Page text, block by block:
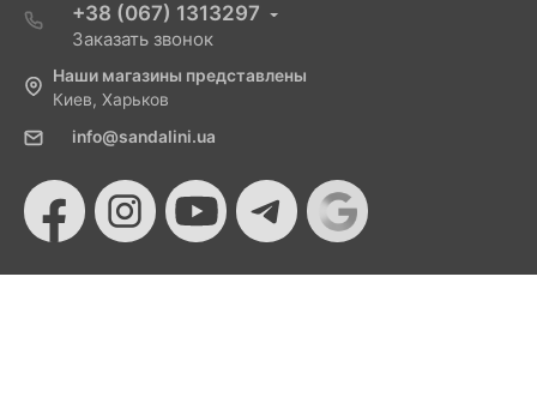
+38 (067) 1313297
Заказать звонок
Наши магазины представлены
Киев, Харьков
info@sandalini.ua